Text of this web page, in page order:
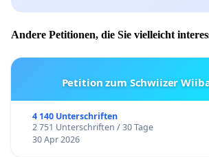
Andere Petitionen, die Sie vielleicht
Petition zum Schwiizer
4 140 Unterschriften
2 751 Unterschriften / 30 Tage
30 Apr 2026